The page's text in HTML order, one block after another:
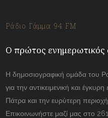
Ράδιο Γάμμα 94 FM
Ο πρώτος
Η δημοσιογραφική ομάδα του
για την αντικειμενική και
Πάτρα και την ευρύτερη
Επικοινωνήστε μαζί μας στο